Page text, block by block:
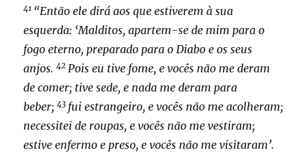
41 “Então ele dirá aos que estiverem à sua
esquerda: ‘Malditos, apartem-se de mim para o
fogo eterno, preparado para o Diabo e os seus
anjos.42 Pois eu tive fome, e vocês não me deram
de comer; tive sede, e nada me deram para
beber;43 fui estrangeiro, e vocês não me acolheram;
necessitei de roupas, e vocês não me vestiram;
estive enfermo e preso, e vocês não me visitaram’.